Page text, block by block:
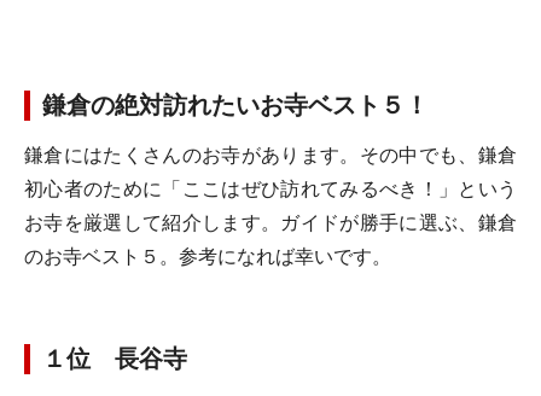
鎌倉の絶対訪れたいお寺ベスト５！
鎌倉にはたくさんのお寺があります。その中でも、鎌倉
初心者のために「ここはぜひ訪れてみるべき！」という
お寺を厳選して紹介します。ガイドが勝手に選ぶ、鎌倉
のお寺ベスト５。参考になれば幸いです。
１位 長谷寺